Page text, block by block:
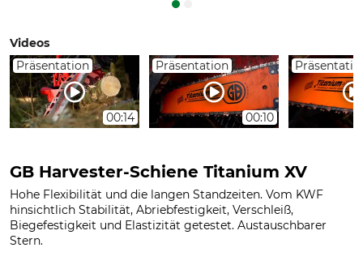
Videos
Präsentation
00:14
Präsentation
00:10
GB Harvester-Schiene Titanium XV
Hohe Flexibilität und die langen Standzeiten. Vom KWF
hinsichtlich Stabilität, Abriebfestigkeit, Verschleiß,
Biegefestigkeit und Elastizität getestet. Austauschbarer
Stern.